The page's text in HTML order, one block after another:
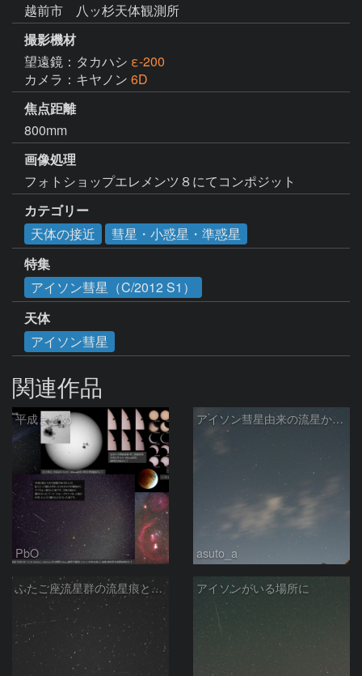
越前市 八ッ杉天体観測所
撮影機材
望遠鏡：タカハシ ε-200
カメラ：キヤノン 6D
焦点距離
800mm
画像処理
フォトショップエレメンツ８にてコンポジット
カテゴリー
天体の接近
彗星・小惑星・準惑星
特集
アイソン彗星（C/2012 S1）
天体
アイソン彗星
関連作品
平成まとめ
PbO
アイソン彗星由来の流星か☆彡
asuto_a
ふたご座流星群の流星痕と散在流星 アイソンがいる場所に